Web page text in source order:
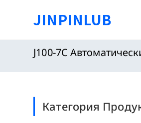
содержимомуJINPINLUB
J100-7C
Категория